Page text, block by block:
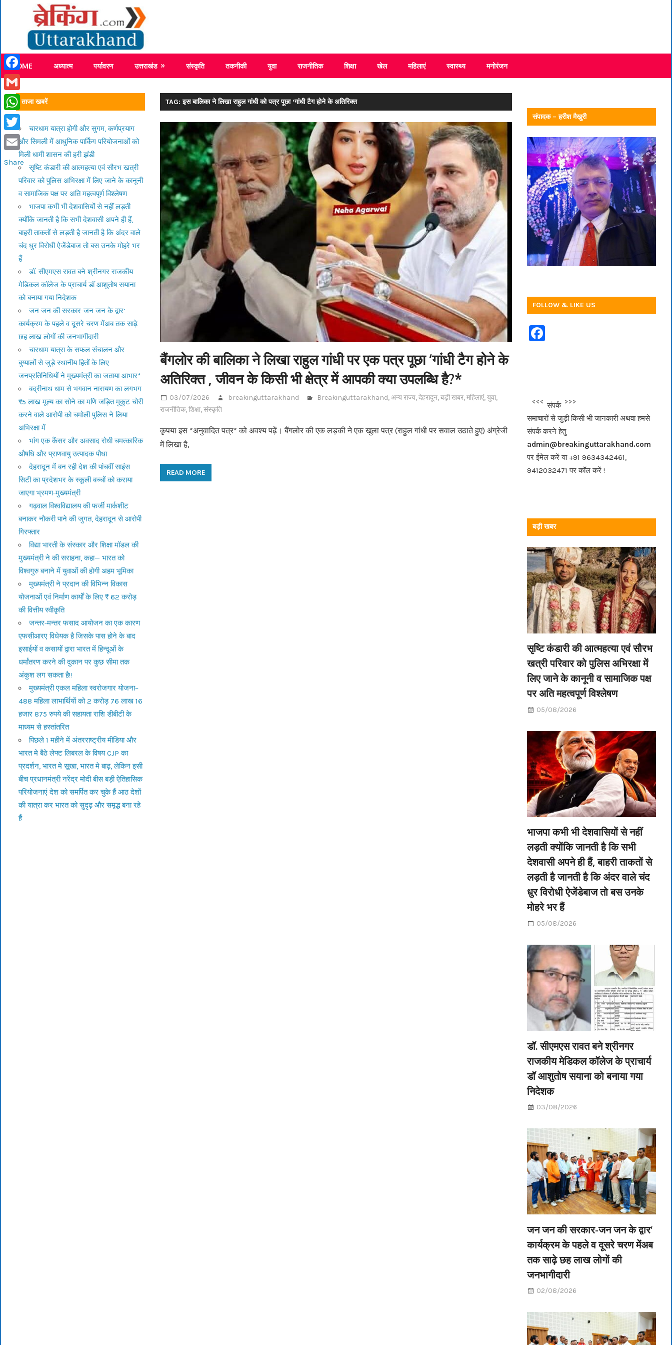
content
Breaking News Uttarakhand
HOME अध्यात्म पर्यावरण उत्तराखंड संस्कृति तकनीकी युवा राजनीतिक शिक्षा खेल महिलाएं स्वास्थ्य मनोरंजन
TAG: इस बालिका ने लिखा राहुल गांधी को पत्र पूछा ‘गांधी टैग होने के अतिरिक्त
बैंगलोर की बालिका ने लिखा राहुल गांधी पर एक पत्र पूछा ‘गांधी टैग होने के
अतिरिक्त , जीवन के किसी भी क्षेत्र में आपकी क्या उपलब्धि है?*
03/07/2026 breakinguttarakhand Breakinguttarakhand,अन्य राज्य,देहरादून,बड़ी खबर,महिलाएं,युवा,
राजनीतिक,शिक्षा,संस्कृति
कृपया इस *अनुवादित पत्र* को अवश्य पढ़ें। बैंगलोर की एक लड़की ने एक खुला पत्र (राहुल गांधी पर सवाल उठाते हुए) अंग्रेजी
में लिखा है,
READ MORE
ताजा खबरें
चारधाम यात्रा होगी और सुगम, कर्णप्रयाग
और सिमली में आधुनिक पार्किंग परियोजनाओं को
मिली धामी शासन की हरी झंडी
सृष्टि कंडारी की आत्महत्या एवं सौरभ खत्री
परिवार को पुलिस अभिरक्षा में लिए जाने के कानूनी
व सामाजिक पक्ष पर अति महत्वपूर्ण विश्लेषण
भाजपा कभी भी देशवासियों से नहीं लड़ती
क्योंकि जानती है कि सभी देशवासी अपने ही हैं,
बाहरी ताकतों से लड़ती है जानती है कि अंदर वाले
चंद धुर विरोधी ऐजेंडेबाज तो बस उनके मोहरे भर
हैं
डॉ. सीएमएस रावत बने श्रीनगर राजकीय
मेडिकल कॉलेज के प्राचार्य डॉ आशुतोष सयाना
को बनाया गया निदेशक
जन जन की सरकार-जन जन के द्वार’
कार्यक्रम के पहले व दूसरे चरण मेंअब तक साढ़े
छह लाख लोगों की जनभागीदारी
चारधाम यात्रा के सफल संचालन और
बुग्यालों से जुड़े स्थानीय हितों के लिए
जनप्रतिनिधियों ने मुख्यमंत्री का जताया आभार*
बद्रीनाथ धाम से भगवान नारायण का लगभग
₹5 लाख मूल्य का सोने का मणि जड़ित मुकुट चोरी
करने वाले आरोपी को चमोली पुलिस ने लिया
अभिरक्षा में
भांग एक कैंसर और अवसाद रोधी चमत्कारिक
औषधि और प्राणवायु उत्पादक पौधा
देहरादून में बन रही देश की पांचवीं साइंस
सिटी का प्रदेशभर के स्कूली बच्चों को कराया
जाएगा भ्रमण-मुख्यमंत्री
गढ़वाल विश्वविद्यालय की फर्जी मार्कशीट
बनाकर नौकरी पाने की जुगत, देहरादून से आरोपी
गिरफ्तार
विद्या भारती के संस्कार और शिक्षा मॉडल की
मुख्यमंत्री ने की सराहना, कहा— भारत को
विश्वगुरु बनाने में युवाओं की होगी अहम भूमिका
मुख्यमंत्री ने प्रदान की विभिन्न विकास
योजनाओं एवं निर्माण कार्यों के लिए ₹ 62 करोड़
की वित्तीय स्वीकृति
जन्तर-मन्तर फसाद आयोजन का एक कारण
एफसीआरए विधेयक है जिसके पास होने के बाद
इसाईयों व कसायों द्वारा भारत में हिन्दूओं के
धर्मांतरण करने की दुकान पर कुछ सीमा तक
अंकुश लग सकता है!!
मुख्यमंत्री एकल महिला स्वरोजगार योजना–
488 महिला लाभार्थियों को 2 करोड़ 76 लाख 16
हजार 875 रुपये की सहायता राशि डीबीटी के
माध्यम से हस्तांतरित
पिछले 1 महीने में अंतरराष्ट्रीय मीडिया और
भारत मे बैठे लेफ्ट लिबरल के विषय CJP का
प्रदर्शन, भारत मे सूखा, भारत मे बाढ़, लेकिन इसी
बीच प्रधानमंत्री नरेंद्र मोदी बीस बड़ी ऐतिहासिक
परियोजनाएं देश को समर्पित कर चुके हैं आठ देशों
की यात्रा कर भारत को सुदृढ़ और समृद्ध बना रहे
हैं
संपादक – हरीश मैखुरी
FOLLOW & LIKE US
F
b
o
o
k
<<<संपर्क>>>
समाचारों से जुड़ी किसी भी जानकारी अथवा हमसे
संपर्क करने हेतु
admin@breakinguttarakhand.com
पर ईमेल करें या +91 9634342461,
9412032471 पर कॉल करें !
बड़ी खबर
सृष्टि कंडारी की आत्महत्या एवं सौरभ
खत्री परिवार को पुलिस अभिरक्षा में
लिए जाने के कानूनी व सामाजिक पक्ष
पर अति महत्वपूर्ण विश्लेषण
05/08/2026
भाजपा कभी भी देशवासियों से नहीं
लड़ती क्योंकि जानती है कि सभी
देशवासी अपने ही हैं, बाहरी ताकतों से
लड़ती है जानती है कि अंदर वाले चंद
धुर विरोधी ऐजेंडेबाज तो बस उनके
मोहरे भर हैं
05/08/2026
डॉ. सीएमएस रावत बने श्रीनगर
राजकीय मेडिकल कॉलेज के प्राचार्य
डॉ आशुतोष सयाना को बनाया गया
निदेशक
03/08/2026
जन जन की सरकार-जन जन के द्वार’
कार्यक्रम के पहले व दूसरे चरण मेंअब
तक साढ़े छह लाख लोगों की
जनभागीदारी
02/08/2026
Facebook
Gmail
WhatsApp
Twitter
Email
Share